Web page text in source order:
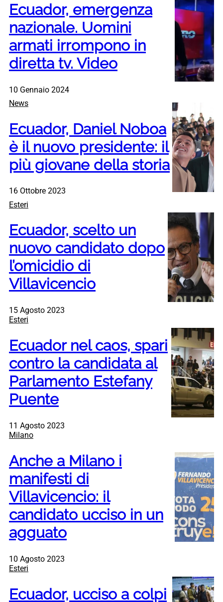
Ecuador, emergenza
nazionale. Uomini
armati irrompono in
diretta tv. Video
10 Gennaio 2024
News
Ecuador, Daniel Noboa
è il nuovo presidente: il
più giovane della storia
16 Ottobre 2023
Esteri
Ecuador, scelto un
nuovo candidato dopo
l’omicidio di
Villavicencio
15 Agosto 2023
Esteri
Ecuador nel caos, spari
contro la candidata al
Parlamento Estefany
Puente
11 Agosto 2023
Milano
Anche a Milano i
manifesti di
Villavicencio: il
candidato ucciso in un
agguato
10 Agosto 2023
Esteri
Ecuador, ucciso a colpi